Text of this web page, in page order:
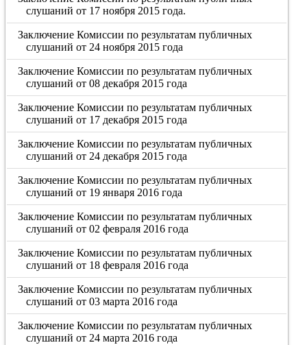
слушаний от 17 ноября 2015 года.
Заключение Комиссии по результатам публичных
слушаний от 24 ноября 2015 года
Заключение Комиссии по результатам публичных
слушаний от 08 декабря 2015 года
Заключение Комиссии по результатам публичных
слушаний от 17 декабря 2015 года
Заключение Комиссии по результатам публичных
слушаний от 24 декабря 2015 года
Заключение Комиссии по результатам публичных
слушаний от 19 января 2016 года
Заключение Комиссии по результатам публичных
слушаний от 02 февраля 2016 года
Заключение Комиссии по результатам публичных
слушаний от 18 февраля 2016 года
Заключение Комиссии по результатам публичных
слушаний от 03 марта 2016 года
Заключение Комиссии по результатам публичных
слушаний от 24 марта 2016 года